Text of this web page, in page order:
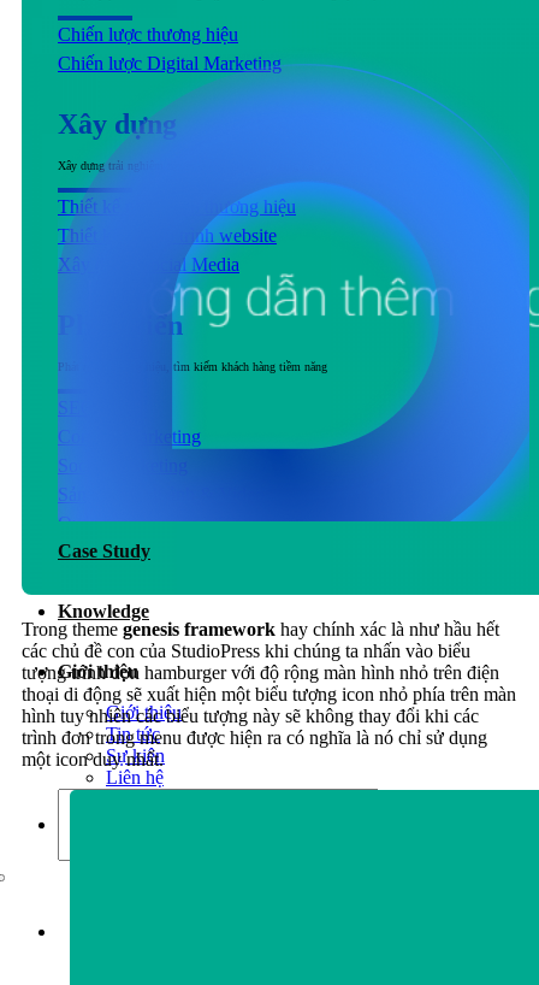
Chiến lược thương hiệu
Chiến lược Digital Marketing
Xây dựng
Xây dựng trải nghiệm người dùng đầu cuối tương tác với sản phẩm & dịch vụ
Thiết kế nhận diện thương hiệu
Thiết kế & Lập trình website
Xây dựng Social Media
Phát triển
Phát triển thương hiệu, tìm kiếm khách hàng tiềm năng
SEO
Content Marketing
Social Marketing
Sản xuất hình ảnh & Video
Quảng cáo trả phí
Dịch vụ chăm sóc website
Case Study
Knowledge
Giới thiệu
Giới thiệu
Tin tức
Sự kiện
Liên hệ
Trong theme genesis framework hay chính xác là như hầu hết
các chủ đề con của StudioPress khi chúng ta nhấn vào biểu
tượng trình đơn hamburger với độ rộng màn hình nhỏ trên điện
thoại di động sẽ xuất hiện một biểu tượng icon nhỏ phía trên màn
hình tuy nhiên các biểu tượng này sẽ không thay đổi khi các
trình đơn trong menu được hiện ra có nghĩa là nó chỉ sử dụng
một icon duy nhất.